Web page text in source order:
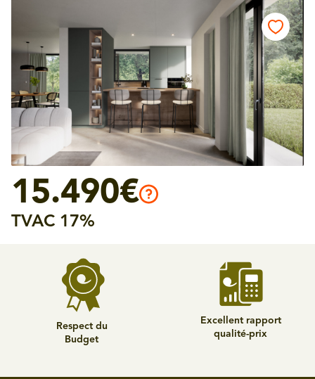
15.490€
TVAC 17%
Respect du
Budget
Excellent rapport
qualité-prix